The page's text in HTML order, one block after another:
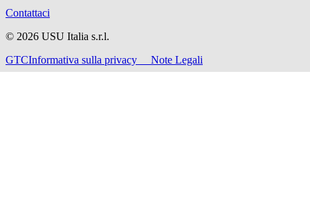
Contattaci
© 2026 USU Italia s.r.l.
GTCInformativa sulla privacy Note Legali